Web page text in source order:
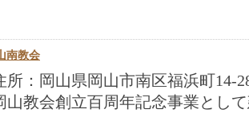
南教会
所：岡山県岡山市南区福浜町14-
山教会創立百周年記念事業とし